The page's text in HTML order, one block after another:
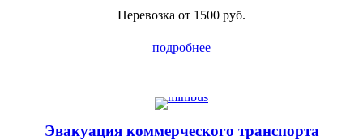
Перевозка от 1500 руб.
подробнее
Эвакуация коммерческого транспорта